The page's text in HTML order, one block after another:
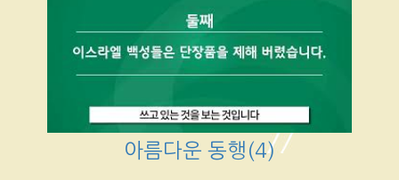
아름다운 동행(4)